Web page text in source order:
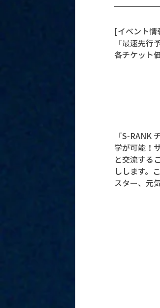
[イベント情
「最速先
各チケット
「S-RANK
学が可能！
と交流する
しします。
スター、元